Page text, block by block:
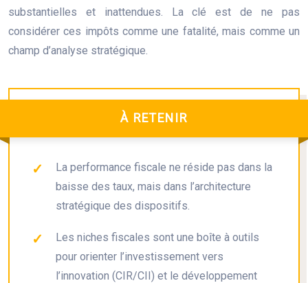
substantielles et inattendues. La clé est de ne pas
considérer ces impôts comme une fatalité, mais comme un
champ d’analyse stratégique.
À RETENIR
La performance fiscale ne réside pas dans la
baisse des taux, mais dans l’architecture
stratégique des dispositifs.
Les niches fiscales sont une boîte à outils
pour orienter l’investissement vers
l’innovation (CIR/CII) et le développement